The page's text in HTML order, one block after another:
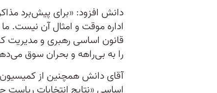
دانش افزود: «برای پیش‌برد
اداره موقت و امثال آن نیست.
قانون اساسی رهبری و مدیریت
را به بی‌راهه و بحران سوق
آقای دانش همچنین از